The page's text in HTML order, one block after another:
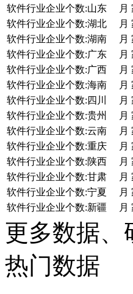
软件行业企业个数:山东
月
软件行业企业个数:湖北
月
软件行业企业个数:湖南
月
软件行业企业个数:广东
月
软件行业企业个数:广西
月
软件行业企业个数:海南
月
软件行业企业个数:四川
月
软件行业企业个数:贵州
月
软件行业企业个数:云南
月
软件行业企业个数:重庆
月
软件行业企业个数:陕西
月
软件行业企业个数:甘肃
月
软件行业企业个数:宁夏
月
软件行业企业个数:新疆
月
更多数据、
热门数据